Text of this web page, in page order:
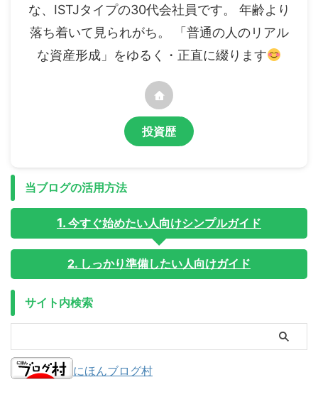
な、ISTJタイプの30代会社員です。 年齢より
落ち着いて見られがち。 「普通の人のリアル
な資産形成」をゆるく・正直に綴ります
投資歴
当ブログの活用方法
今すぐ始めたい人向けシンプルガイド
2. しっかり準備したい人向けガイド
サイト内検索
にほんブログ村